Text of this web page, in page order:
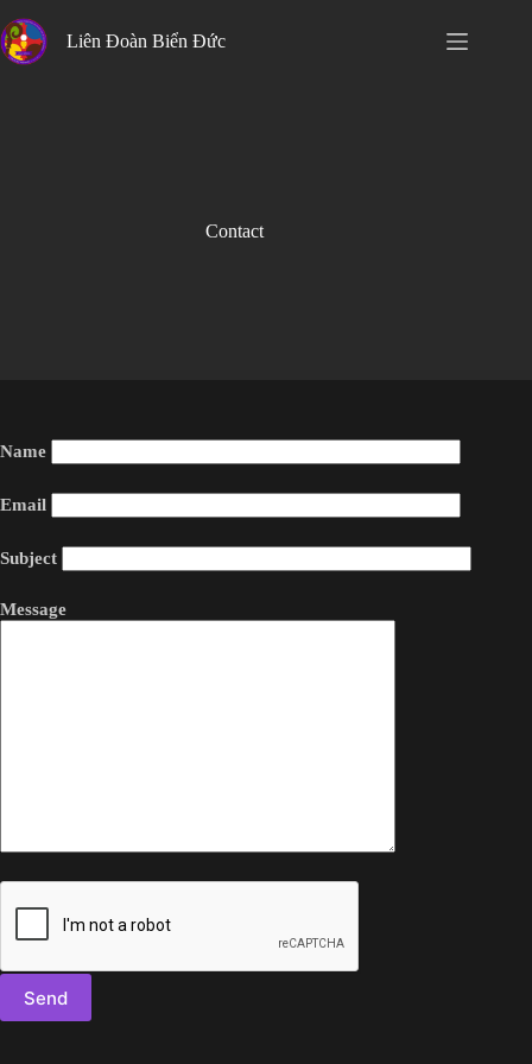
to
content
Liên Đoàn Biển Đức
Contact
Name
Email
Subject
Message